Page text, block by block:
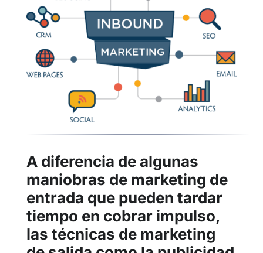
A diferencia de algunas
maniobras de marketing de
entrada que pueden tardar
tiempo en cobrar impulso,
las técnicas de marketing